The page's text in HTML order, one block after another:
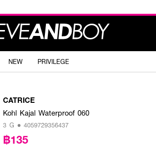
NEW PRIVILEGE
CATRICE
Kohl Kajal Waterproof 060
3 G • 4059729356437
฿135